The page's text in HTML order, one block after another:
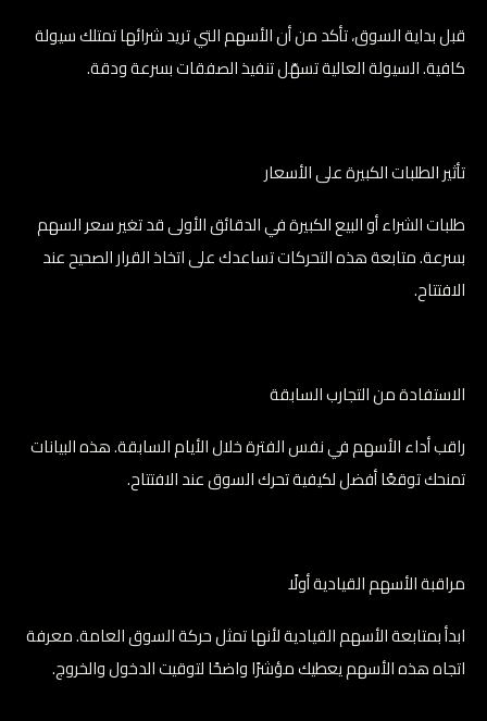
قبل بداية السوق، تأكد من أن الأسهم التي تريد شرائها تمتلك سيولة
كافية. السيولة العالية تسهّل تنفيذ الصفقات بسرعة ودقة.
تأثير الطلبات الكبيرة على الأسعار
طلبات الشراء أو البيع الكبيرة في الدقائق الأولى قد تغير سعر السهم
بسرعة. متابعة هذه التحركات تساعدك على اتخاذ القرار الصحيح عند
الافتتاح.
الاستفادة من التجارب السابقة
راقب أداء الأسهم في نفس الفترة خلال الأيام السابقة. هذه البيانات
تمنحك توقعًا أفضل لكيفية تحرك السوق عند الافتتاح.
مراقبة الأسهم القيادية أولًا
ابدأ بمتابعة الأسهم القيادية لأنها تمثل حركة السوق العامة. معرفة
اتجاه هذه الأسهم يعطيك مؤشرًا واضحًا لتوقيت الدخول والخروج.